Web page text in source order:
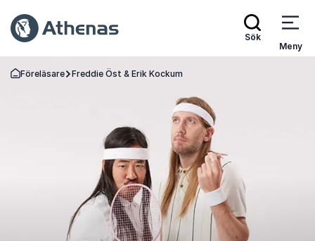
Sök
Meny
Gå tillbaka till startsidan
Föreläsare Freddie Öst & Erik Kockum